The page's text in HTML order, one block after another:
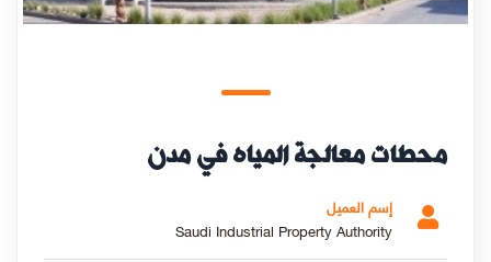
محطات معالجة المياه في مدن
إسم العميل
Saudi Industrial Property Authority